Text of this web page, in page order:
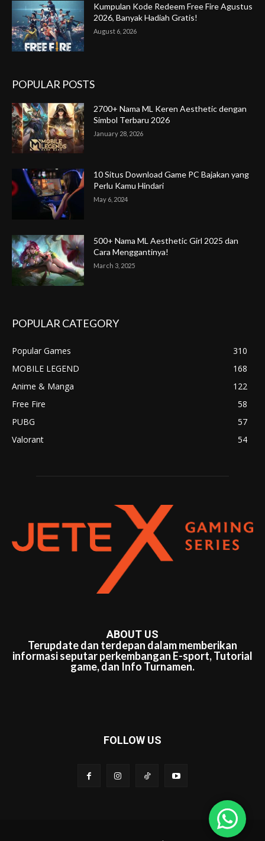
Kumpulan Kode Redeem Free Fire Agustus
2026, Banyak Hadiah Gratis!
August 6, 2026
POPULAR POSTS
2700+ Nama ML Keren Aesthetic dengan
Simbol Terbaru 2026
January 28, 2026
10 Situs Download Game PC Bajakan yang
Perlu Kamu Hindari
May 6, 2024
500+ Nama ML Aesthetic Girl 2025 dan
Cara Menggantinya!
March 3, 2025
POPULAR CATEGORY
Popular Games
310
MOBILE LEGEND
168
Anime & Manga
122
Free Fire
58
PUBG
57
Valorant
54
ABOUT US
Terupdate dan terdepan dalam memberikan
informasi seputar perkembangan E-sport, Tutorial
game, dan Info Turnamen.
FOLLOW US